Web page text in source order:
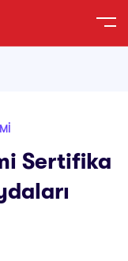
Sertifika